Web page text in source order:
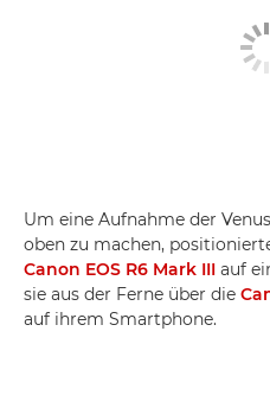
Um eine Aufnahme der
oben zu machen,
Canon EOS R6 Mark III auf
sie aus der Ferne über die
auf ihrem Smartphone.